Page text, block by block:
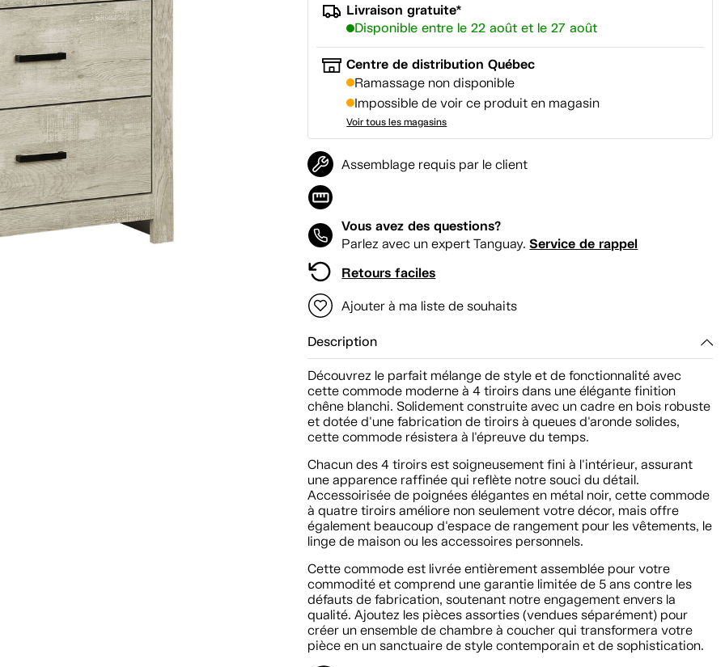
Livraison gratuite*
Disponible entre le 22 août et le 27 août
Centre de distribution Québec
Ramassage non disponible
Impossible de voir ce produit en magasin
Voir tous les magasins
Assemblage requis par le client
Vous avez des questions?
Parlez avec un expert Tanguay.Service de rappel
Retours faciles
Ajouter à ma liste de souhaits
Description
Découvrez le parfait mélange de style et de fonctionnalité avec
cette commode moderne à 4 tiroirs dans une élégante finition
chêne blanchi. Solidement construite avec un cadre en bois robuste
et dotée d'une fabrication de tiroirs à queues d'aronde solides,
cette commode résistera à l'épreuve du temps.
Chacun des 4 tiroirs est soigneusement fini à l'intérieur, assurant
une apparence raffinée qui reflète notre souci du détail.
Accessoirisée de poignées élégantes en métal noir, cette commode
à quatre tiroirs améliore non seulement votre décor, mais offre
également beaucoup d'espace de rangement pour les vêtements, le
linge de maison ou les accessoires personnels.
Cette commode est livrée entièrement assemblée pour votre
commodité et comprend une garantie limitée de 5 ans contre les
défauts de fabrication, soutenant notre engagement envers la
qualité. Ajoutez les pièces assorties (vendues séparément) pour
créer un ensemble de chambre à coucher qui transformera votre
pièce en un sanctuaire de style contemporain et de sophistication.